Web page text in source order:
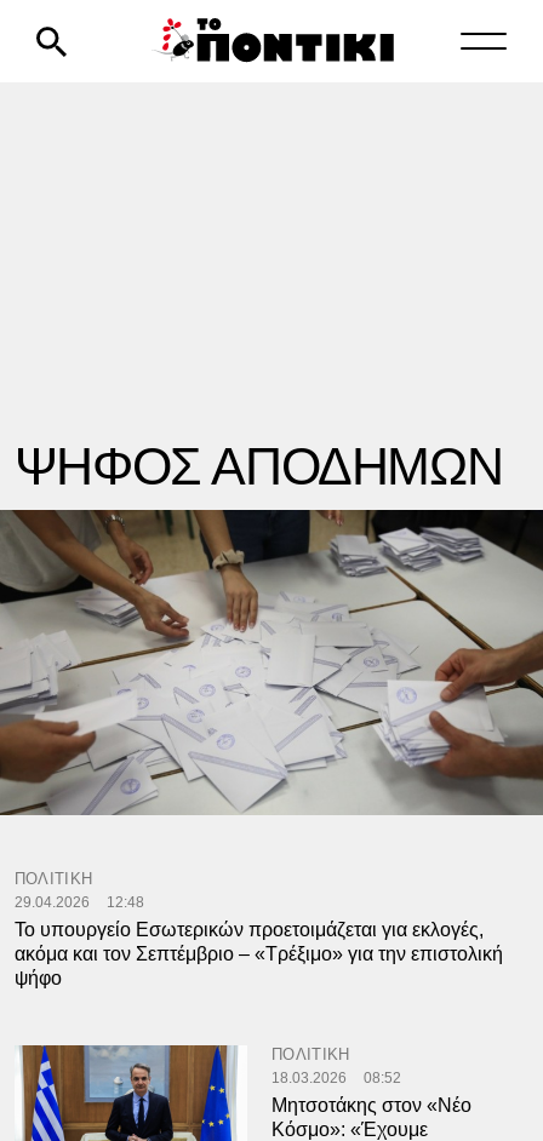
ΨΗΦΟΣ ΑΠΟΔΗΜΩΝ
ΠΟΛΙΤΙΚΗ
29.04.2026 12:48
Το υπουργείο Εσωτερικών προετοιμάζεται για εκλογές,
ακόμα και τον Σεπτέμβριο – «Τρέξιμο» για την επιστολική
ψήφο
ΠΟΛΙΤΙΚΗ
18.03.2026 08:52
Μητσοτάκης στον «Νέο
Κόσμο»: «Έχουμε